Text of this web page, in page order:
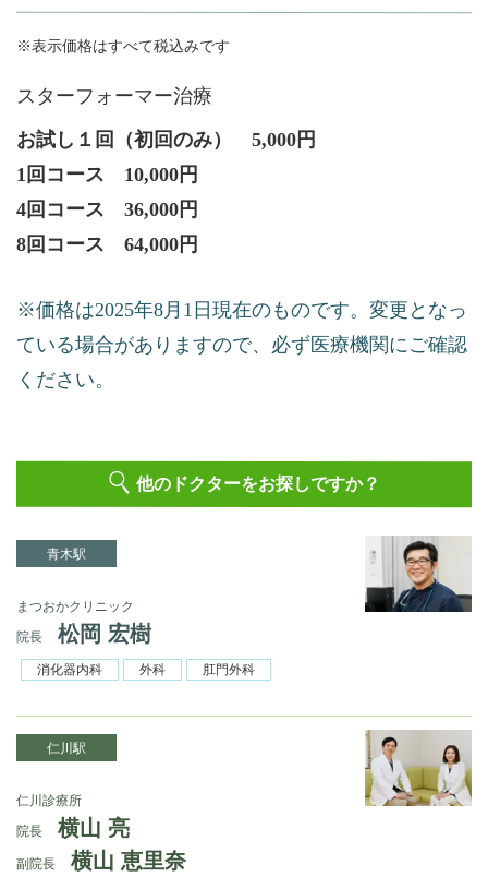
※表示価格はすべて税込みです
スターフォーマー治療
お試し１回（初回のみ） 5,000円
1回コース 10,000円
4回コース 36,000円
8回コース 64,000円
※価格は2025年8月1日現在のものです。変更となっ
ている場合がありますので、必ず医療機関にご確認
ください。
他のドクターをお探しですか？
青木駅
まつおかクリニック
院長
松岡 宏樹
消化器内科 外科 肛門外科
仁川駅
仁川診療所
院長
横山 亮
副院長 横山 恵里奈